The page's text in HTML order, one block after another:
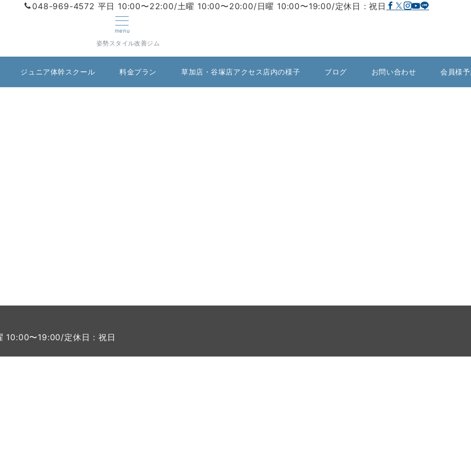
048-969-4572 平日 10:00〜22:00/土曜 10:00〜20:00/日曜 10:00〜19:00/定休日 : 祝日
menu
姿勢スタイル改善ジム
ジュニア体幹スクール 料金プラン 草加店・谷塚店アクセス店内の様子 ブログ お問い合わせ 会員様
〜19:00/定休日 : 祝日